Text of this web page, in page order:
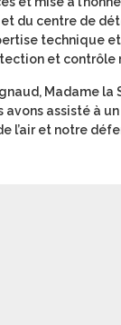
du centre de
technique
et contrôle
Madame
assisté à
l’air et notre